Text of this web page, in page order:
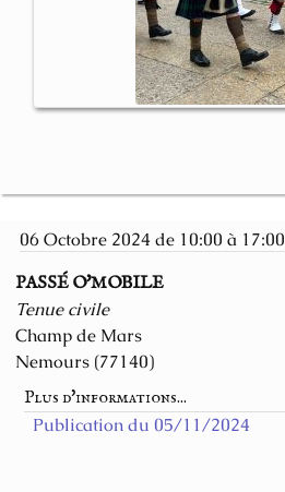
06 Octobre 2024 de 10:00 à 17:00
PASSÉ O'MOBILE
Tenue civile
Champ de Mars
Nemours (77140)
Plus d'informations...
Publication du 05/11/2024